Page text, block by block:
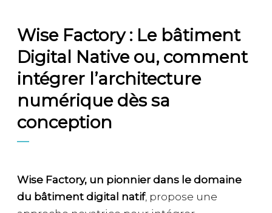
Wise Factory : Le bâtiment
Digital Native ou, comment
intégrer l’architecture
numérique dès sa
conception
Wise Factory, un pionnier dans le domaine
du bâtiment digital natif, propose une